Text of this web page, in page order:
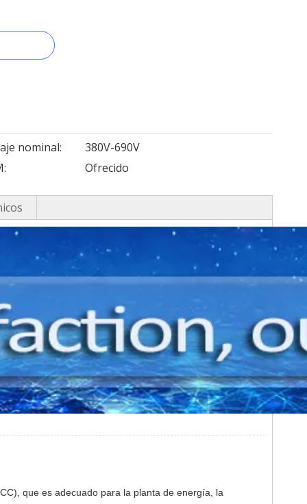
nominal:
380V-690V
Ofrecido
que es adecuado para la planta de energía, la